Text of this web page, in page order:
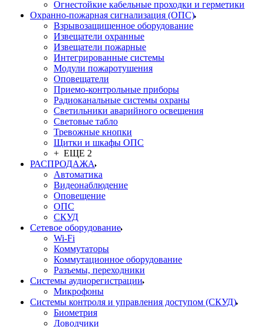
Огнестойкие кабельные проходки и герметики
Охранно-пожарная сигнализация (ОПС)
Взрывозащищенное оборудование
Извещатели охранные
Извещатели пожарные
Интегрированные системы
Модули пожаротушения
Оповещатели
Приемо-контрольные приборы
Радиоканальные системы охраны
Светильники аварийного освещения
Световые табло
Тревожные кнопки
Щитки и шкафы ОПС
+ ЕЩЕ 2
РАСПРОДАЖА
Автоматика
Видеонаблюдение
Оповещение
ОПС
СКУД
Сетевое оборудование
Wi-Fi
Коммутаторы
Коммутационное оборудование
Разъемы, переходники
Системы аудиорегистрации
Микрофоны
Системы контроля и управления доступом (СКУД)
Биометрия
Доводчики